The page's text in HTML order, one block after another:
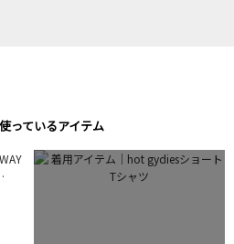
っているアイテム